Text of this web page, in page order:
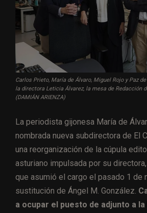
Carlos Prieto, María de Álvaro, Miguel Rojo y Paz
la directora Leticia Álvarez, la mesa de Redacción
(DAMIÁN ARIENZA)
La periodista gijonesa María de
nombrada nueva subdirectora de El
una reorganización de la cúpula
asturiano impulsada por su
que asumió el cargo el pasado 1 de
sustitución de Ángel M. González.
a ocupar el puesto de adjunto a